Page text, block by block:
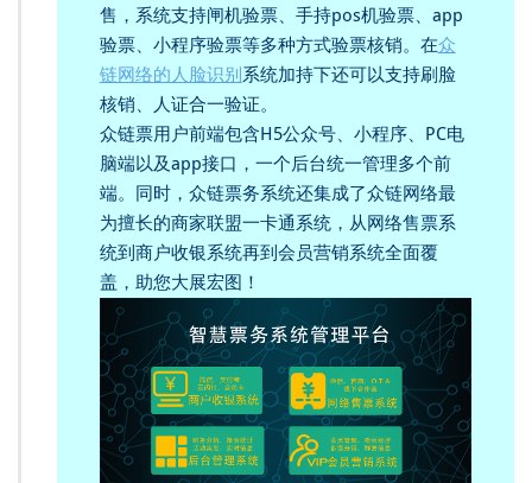
售，系统支持闸机验票、手持pos机验票、app
验票、小程序验票等多种方式验票核销。在众
链网络的人脸识别 系统加持下还可以支持刷脸
核销、人证合一验证。
众链票用户前端包含H5公众号、小程序、PC电
脑端以及app接口，一个后台统一管理多个前
端。同时，众链票务系统还集成了众链网络最
为擅长的商家联盟一卡通系统，从网络售票系
统到商户收银系统再到会员营销系统全面覆
盖，助您大展宏图！